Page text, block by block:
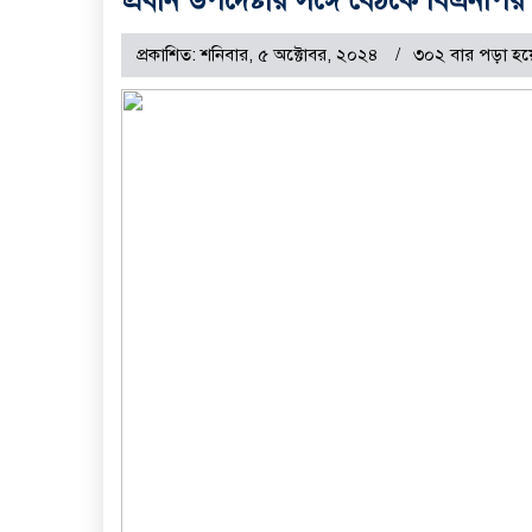
প্রকাশিত: শনিবার, ৫ অক্টোবর, ২০২৪ ৩০২ বার পড়া